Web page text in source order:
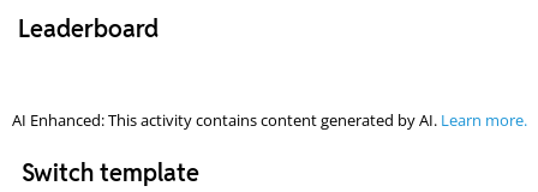
Leaderboard
AI Enhanced: This activity contains content generated by AI. Learn more.
Switch template